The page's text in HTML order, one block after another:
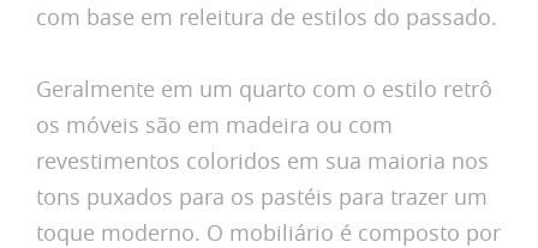
com base em releitura de estilos do passado.
Geralmente em um quarto com o estilo retrô
os móveis são em madeira ou com
revestimentos coloridos em sua maioria nos
tons puxados para os pastéis para trazer um
toque moderno. O mobiliário é composto por